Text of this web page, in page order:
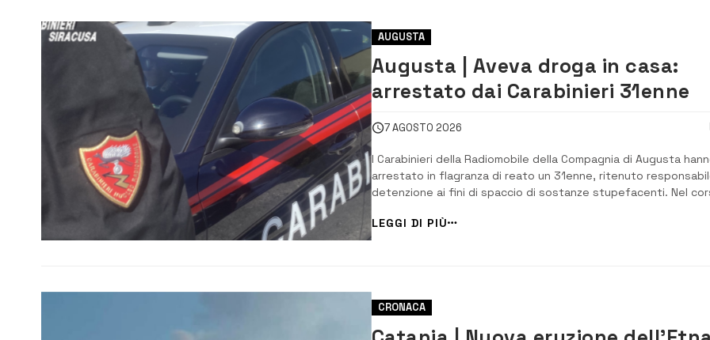
AUGUSTA
Augusta | Aveva droga in casa:
arrestato dai Carabinieri 31enne
7 AGOSTO 2026
I Carabinieri della Radiomobile della Compagnia di Augusta
arrestato in flagranza di reato un 31enne, ritenuto
detenzione ai fini di spaccio di sostanze stupefacenti. Nel
cautelari, i militari hanno eseguito una perquisizione personale e
domiciliare nei co...
LEGGI DI PIÙ
CRONACA